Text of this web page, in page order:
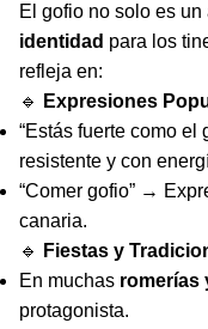
El gofio no solo es
identidad para los
refleja en:
🔹
Expresiones
“Estás fuerte como
resistente y con
“Comer gofio” →
canaria.
🔹
Fiestas y
En muchas romerías
protagonista.